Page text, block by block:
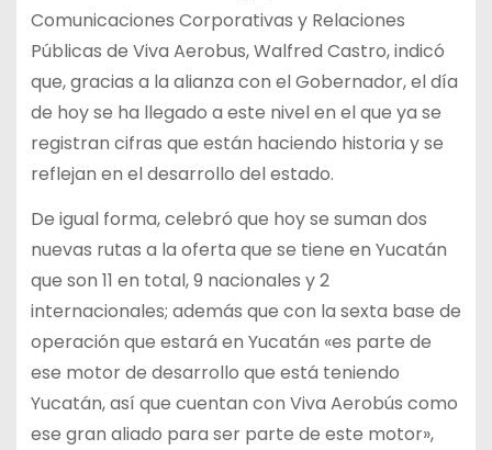
Comunicaciones Corporativas y Relaciones
Públicas de Viva Aerobus, Walfred Castro, indicó
que, gracias a la alianza con el Gobernador, el día
de hoy se ha llegado a este nivel en el que ya se
registran cifras que están haciendo historia y se
reflejan en el desarrollo del estado.
De igual forma, celebró que hoy se suman dos
nuevas rutas a la oferta que se tiene en Yucatán
que son 11 en total, 9 nacionales y 2
internacionales; además que con la sexta base de
operación que estará en Yucatán «es parte de
ese motor de desarrollo que está teniendo
Yucatán, así que cuentan con Viva Aerobús como
ese gran aliado para ser parte de este motor»,